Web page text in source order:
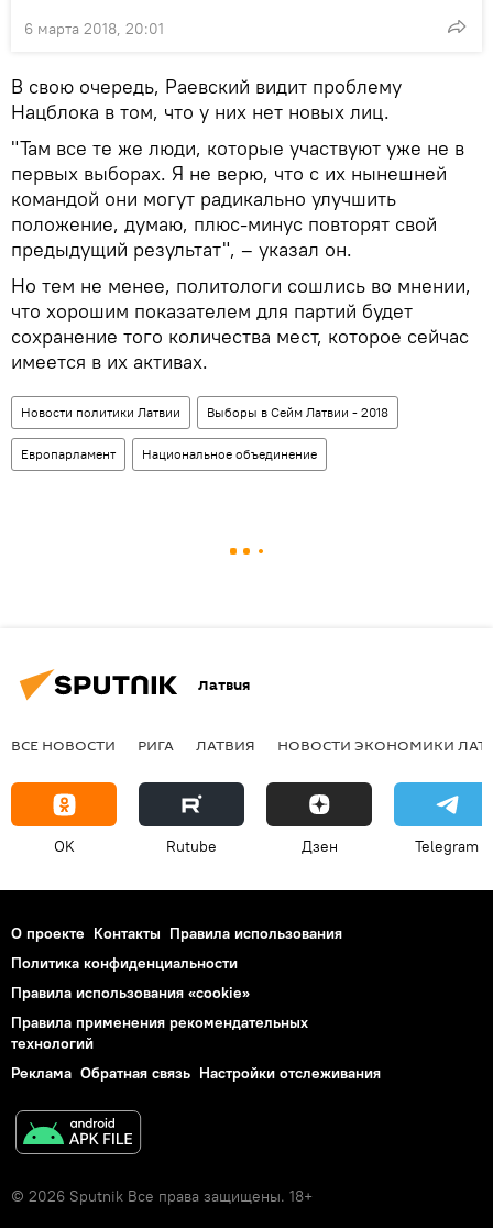
6 марта 2018, 20:01
В свою очередь, Раевский видит проблему
Нацблока в том, что у них нет новых лиц.
"Там все те же люди, которые участвуют уже не в
первых выборах. Я не верю, что с их нынешней
командой они могут радикально улучшить
положение, думаю, плюс-минус повторят свой
предыдущий результат", – указал он.
Но тем не менее, политологи сошлись во мнении,
что хорошим показателем для партий будет
сохранение того количества мест, которое сейчас
имеется в их активах.
Новости политики Латвии Выборы в Сейм Латвии - 2018
Европарламент Национальное объединение
Латвия
ВСЕ НОВОСТИ РИГА ЛАТВИЯ НОВОСТИ ЭКОНОМИКИ
OK Rutube Дзен Telegram
О проекте Контакты Правила использования
Политика конфиденциальности
Правила использования «cookie»
Правила применения рекомендательных
технологий
Реклама Обратная связь Настройки отслеживания
© 2026 Sputnik Все права защищены. 18+